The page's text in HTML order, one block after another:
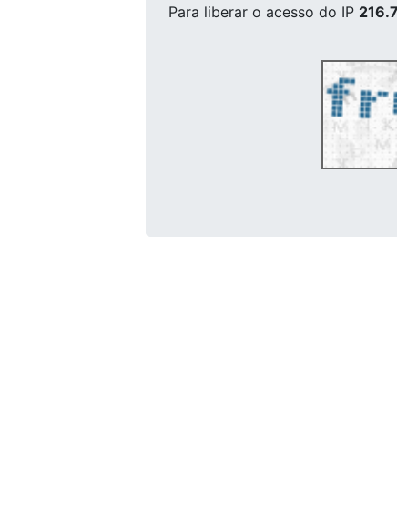
Para liberar o acesso do IP